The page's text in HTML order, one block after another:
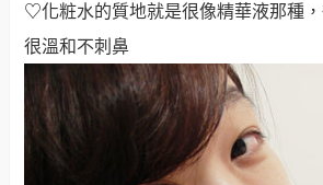
♡化粧水的質地就是很像精華液那種
很溫和不刺鼻